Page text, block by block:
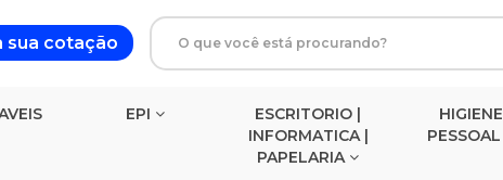
sua cotação
EPI
ESCRITORIO |
INFORMATICA |
PAPELARIA
HIGIENE
PESSOAL